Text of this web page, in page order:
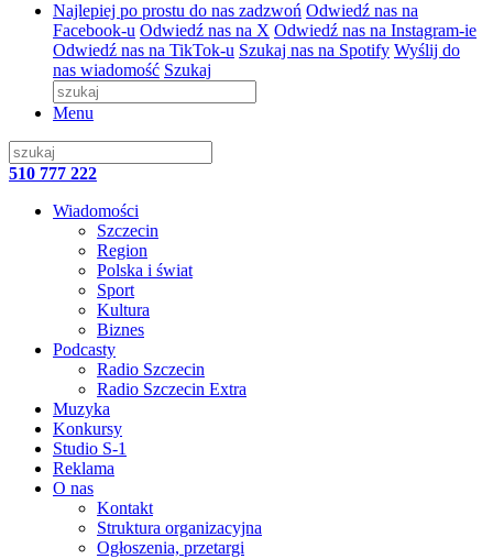
Najlepiej po prostu do nas zadzwoń Odwiedź nas na
Facebook-u Odwiedź nas na X Odwiedź nas na Instagram-ie
Odwiedź nas na TikTok-u Szukaj nas na Spotify Wyślij do
nas wiadomość Szukaj
Menu
510 777 222
Wiadomości
Szczecin
Region
Polska i świat
Sport
Kultura
Biznes
Podcasty
Radio Szczecin
Radio Szczecin Extra
Muzyka
Konkursy
Studio S-1
Reklama
O nas
Kontakt
Struktura organizacyjna
Ogłoszenia, przetargi